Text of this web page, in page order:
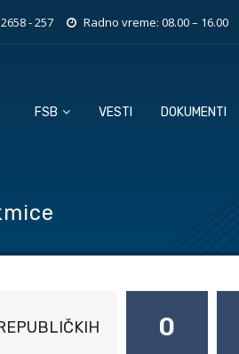
- 257 Radno vreme: 08.00 – 16.00
FSB VESTI DOKUMENTI
0